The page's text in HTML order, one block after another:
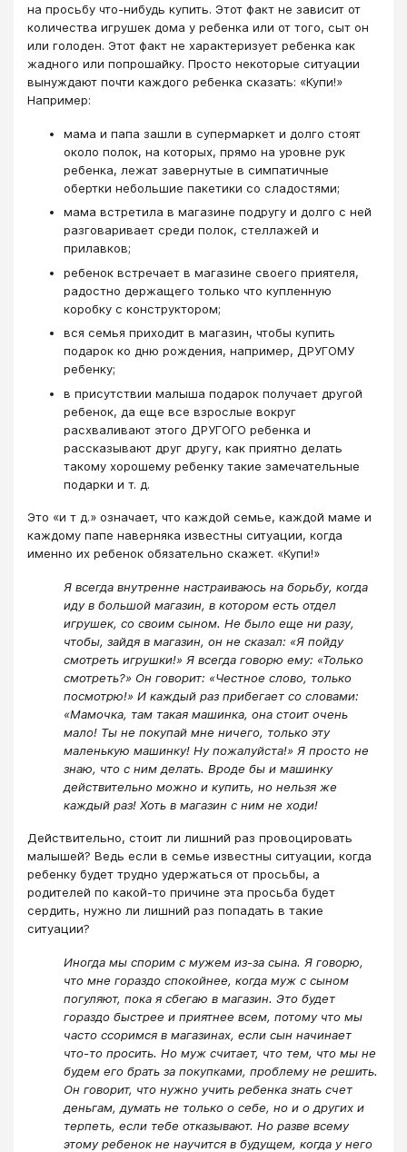
на просьбу что-нибудь купить. Этот факт не зависит от
количества игрушек дома у ребенка или от того, сыт он
или голоден. Этот факт не характеризует ребенка как
жадного или попрошайку. Просто некоторые ситуации
вынуждают почти каждого ребенка сказать: «Купи!»
Например:
мама и папа зашли в супермаркет и долго стоят
около полок, на которых, прямо на уровне рук
ребенка, лежат завернутые в симпатичные
обертки небольшие пакетики со сладостями;
мама встретила в магазине подругу и долго с ней
разговаривает среди полок, стеллажей и
прилавков;
ребенок встречает в магазине своего приятеля,
радостно держащего только что купленную
коробку с конструктором;
вся семья приходит в магазин, чтобы купить
подарок ко дню рождения, например, ДРУГОМУ
ребенку;
в присутствии малыша подарок получает другой
ребенок, да еще все взрослые вокруг
расхваливают этого ДРУГОГО ребенка и
рассказывают друг другу, как приятно делать
такому хорошему ребенку такие замечательные
подарки и т. д.
Это «и т д.» означает, что каждой семье, каждой маме и
каждому папе наверняка известны ситуации, когда
именно их ребенок обязательно скажет. «Купи!»
Я всегда внутренне настраиваюсь на борьбу, когда
иду в большой магазин, в котором есть отдел
игрушек, со своим сыном. Не было еще ни разу,
чтобы, зайдя в магазин, он не сказал: «Я пойду
смотреть игрушки!» Я всегда говорю ему: «Только
смотреть?» Он говорит: «Честное слово, только
посмотрю!» И каждый раз прибегает со словами:
«Мамочка, там такая машинка, она стоит очень
мало! Ты не покупай мне ничего, только эту
маленькую машинку! Ну пожалуйста!» Я просто не
знаю, что с ним делать. Вроде бы и машинку
действительно можно и купить, но нельзя же
каждый раз! Хоть в магазин с ним не ходи!
Действительно, стоит ли лишний раз провоцировать
малышей? Ведь если в семье известны ситуации, когда
ребенку будет трудно удержаться от просьбы, а
родителей по какой-то причине эта просьба будет
сердить, нужно ли лишний раз попадать в такие
ситуации?
Иногда мы спорим с мужем из-за сына. Я говорю,
что мне гораздо спокойнее, когда муж с сыном
погуляют, пока я сбегаю в магазин. Это будет
гораздо быстрее и приятнее всем, потому что мы
часто ссоримся в магазинах, если сын начинает
что-то просить. Но муж считает, что тем, что мы не
будем его брать за покупками, проблему не решить.
Он говорит, что нужно учить ребенка знать счет
деньгам, думать не только о себе, но и о других и
терпеть, если тебе отказывают. Но разве всему
этому ребенок не научится в будущем, когда у него